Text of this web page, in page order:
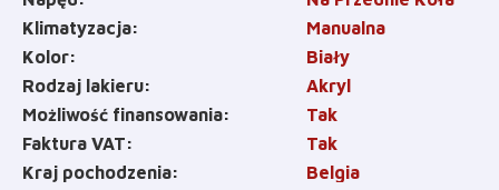
Klimatyzacja
Manualna
Kolor
Biały
Rodzaj lakieru
Akryl
Możliwość finansowania
Tak
Faktura VAT
Tak
Kraj pochodzenia
Belgia